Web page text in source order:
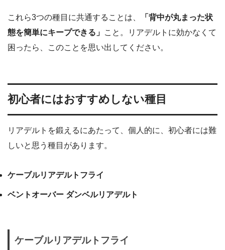
これら3つの種目に共通することは、
「背中が丸まった状
態を簡単にキープできる」 こと。リアデルトに効かなくて
困ったら、このことを思い出してください。
初心者にはおすすめしない種目
リアデルトを鍛えるにあたって、個人的に、初心者には難
しいと思う種目があります。
ケーブルリアデルトフライ
ベントオーバー ダンベルリアデルト
ケーブルリアデルトフライ